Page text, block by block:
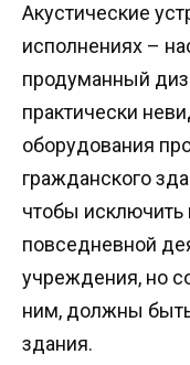
Акустические
исполнениях –
продуманный
практически
оборудования
гражданского
чтобы
повседневной
учреждения, но
ним, должны
здания.